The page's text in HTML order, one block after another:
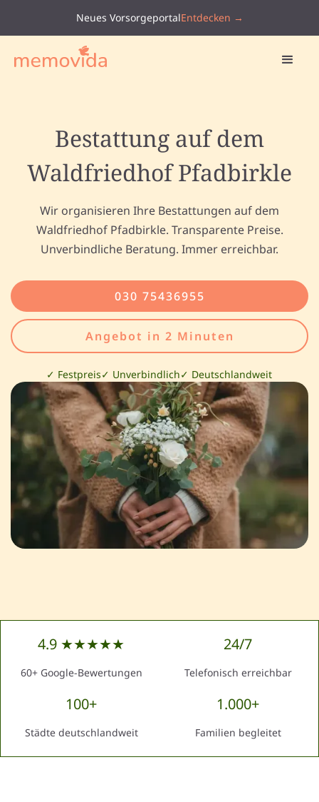
Neues VorsorgeportalEntdecken →
Bestattung auf dem
Waldfriedhof Pfadbirkle
Wir organisieren Ihre Bestattungen auf dem
Waldfriedhof Pfadbirkle. Transparente Preise.
Unverbindliche Beratung. Immer erreichbar.
030 75436955
Angebot in 2 Minuten
✓ Festpreis✓ Unverbindlich✓ Deutschlandweit
4.9 ★★★★★
60+ Google-Bewertungen
24/7
Telefonisch erreichbar
100+
Städte deutschlandweit
1.000+
Familien begleitet